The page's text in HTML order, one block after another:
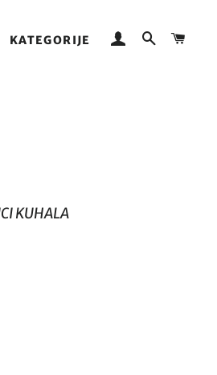
KATEGORIJE ODJAVITE SE
PRETRAŽI
KUHALA